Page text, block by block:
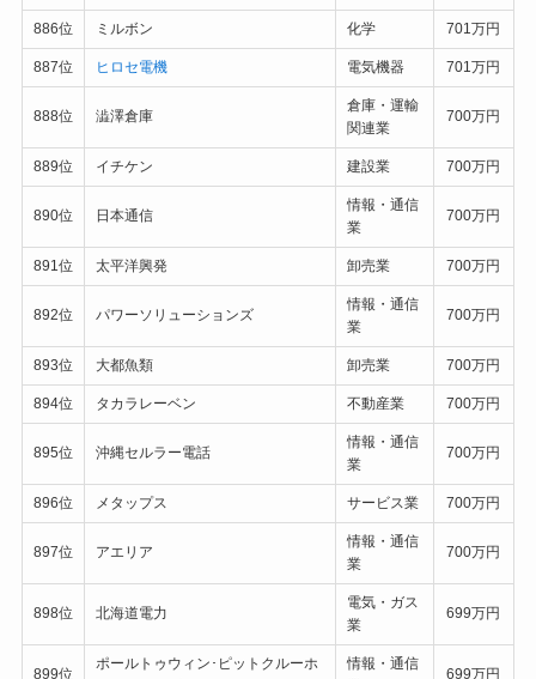
886位 ミルボン 化学 701万円
887位 ヒロセ電機 電気機器 701万円
888位 澁澤倉庫
倉庫・運輸
関連業
700万円
889位 イチケン 建設業 700万円
890位 日本通信
情報・通信
業
700万円
891位 太平洋興発 卸売業 700万円
892位 パワーソリューションズ
情報・通信
業
700万円
893位 大都魚類 卸売業 700万円
894位 タカラレーベン 不動産業 700万円
895位 沖縄セルラー電話
情報・通信
業
700万円
896位 メタップス サービス業 700万円
897位 アエリア
情報・通信
業
700万円
898位 北海道電力
電気・ガス
業
699万円
899位
ポールトゥウィン･ピットクルーホ
情報・通信
699万円